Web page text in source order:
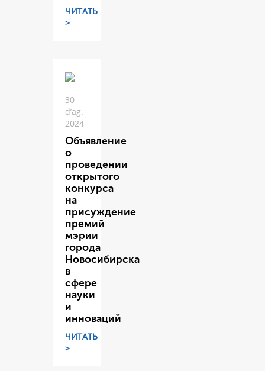
ЧИТАТЬ
>
30
d’ag.
2024
Объявление
о
проведении
открытого
конкурса
на
присуждение
премий
мэрии
города
Новосибирска
в
сфере
науки
и
инноваций
ЧИТАТЬ
>